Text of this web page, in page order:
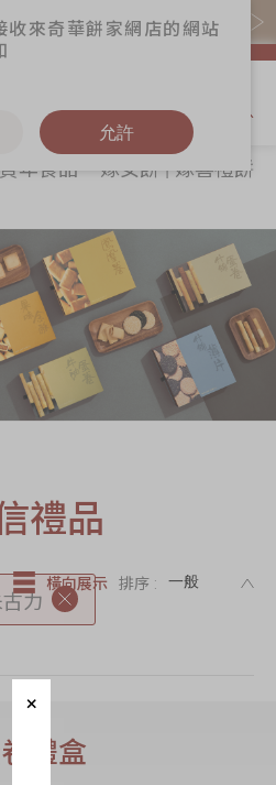
扣後)即免本地運費！
食
品
| 嫁喜禮
品
令食品
列
士尼禮盒
品
目表
更多
奇華工作坊
奇華茶室
聯絡奇華
加入奇華
賀年食品
嫁女餅 | 嫁喜禮餅
禮品
力
橫向展示 排序 :
禮盒
收來奇華餅家網店的網站
允許